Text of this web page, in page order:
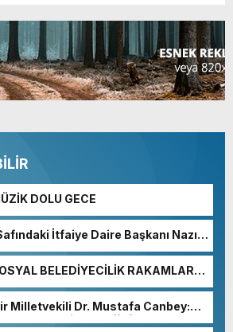
DOLU GECE
İtfaiye Daire Başkanı Nazım
BELEDİYECİLİK RAKAMLARA
Milletvekili Dr. Mustafa Canbey:
demokratik ve şeffaf toplumun